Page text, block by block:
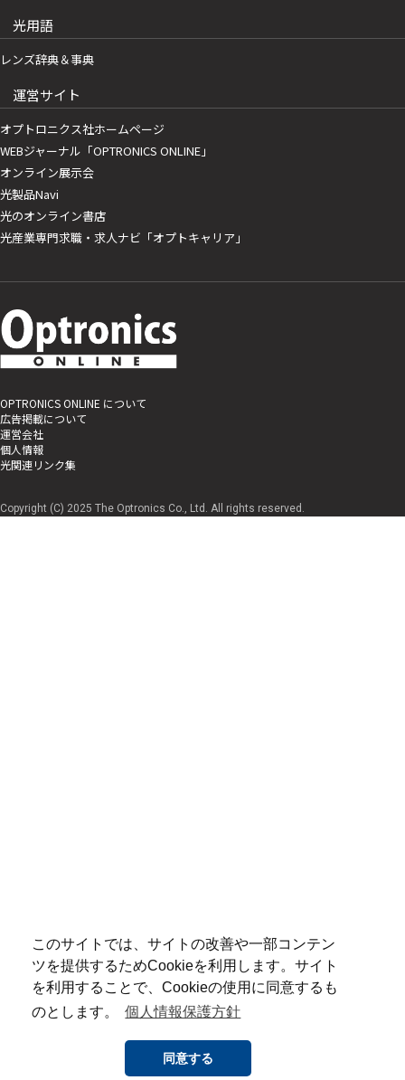
このサイトでは、サイトの改善や一部コンテン
ツを提供するためCookieを利用します。サイト
を利用することで、Cookieの使用に同意するも
のとします。
個人情報保護方針
同意する
光用語
レンズ辞典＆事典
運営サイト
オプトロニクス社ホームページ
WEBジャーナル「OPTRONICS ONLINE」
オンライン展示会
光製品Navi
光のオンライン書店
光産業専門求職・求人ナビ「オプトキャリア」
OPTRONICS ONLINE について
広告掲載について
運営会社
個人情報
光関連リンク集
Copyright (C) 2025 The Optronics Co., Ltd. All rights reserved.